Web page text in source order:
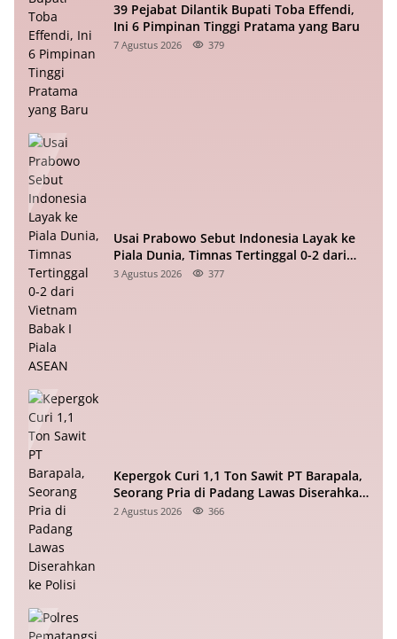
39 Pejabat Dilantik Bupati Toba Effendi,
Ini 6 Pimpinan Tinggi Pratama yang Baru
7 Agustus 2026 379
Usai Prabowo Sebut Indonesia Layak ke
Piala Dunia, Timnas Tertinggal 0-2 dari
Vietnam Babak I Piala ASEAN
3 Agustus 2026 377
Kepergok Curi 1,1 Ton Sawit PT Barapala,
Seorang Pria di Padang Lawas Diserahkan
ke Polisi
2 Agustus 2026 366